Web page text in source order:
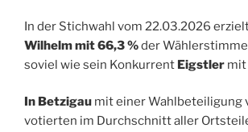
In der Stichwahl vom 22.03.2026
Wilhelm mit 66,3 %der
soviel wie sein Konkurrent Eigstler mit
In Betzigau mit einer Wahlbeteiligung
votierten im Durchschnitt aller